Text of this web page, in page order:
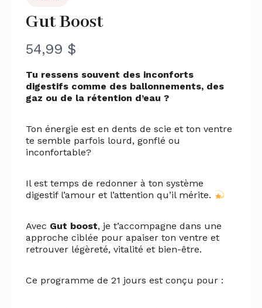
Gut Boost
N
o
w
54,99 $
Tu ressens souvent des inconforts
digestifs comme des ballonnements, des
gaz ou de la rétention d’eau ?
Ton énergie est en dents de scie et ton ventre
te semble parfois lourd, gonflé ou
inconfortable?
Il est temps de redonner à ton système
digestif l’amour et l’attention qu’il mérite.
Avec Gut boost, je t’accompagne dans une
approche ciblée pour apaiser ton ventre et
retrouver légèreté, vitalité et bien-être.
Ce programme de 21 jours est conçu pour :